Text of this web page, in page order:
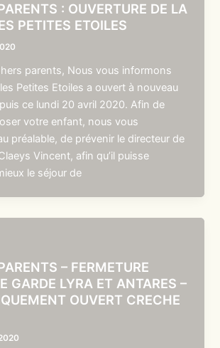
: OUVERTURE DE LA
PETITES ETOILES
parents, Nous vous informons
Petites Etoiles a ouvert à nouveau
ce lundi 20 avril 2020. Afin de
votre enfant, nous vous
préalable, de prévenir le directeur de
Vincent, afin qu’il puisse
le séjour de
– FERMETURE
GARDE LYRA ET ANTARES –
OUVERT CRECHE